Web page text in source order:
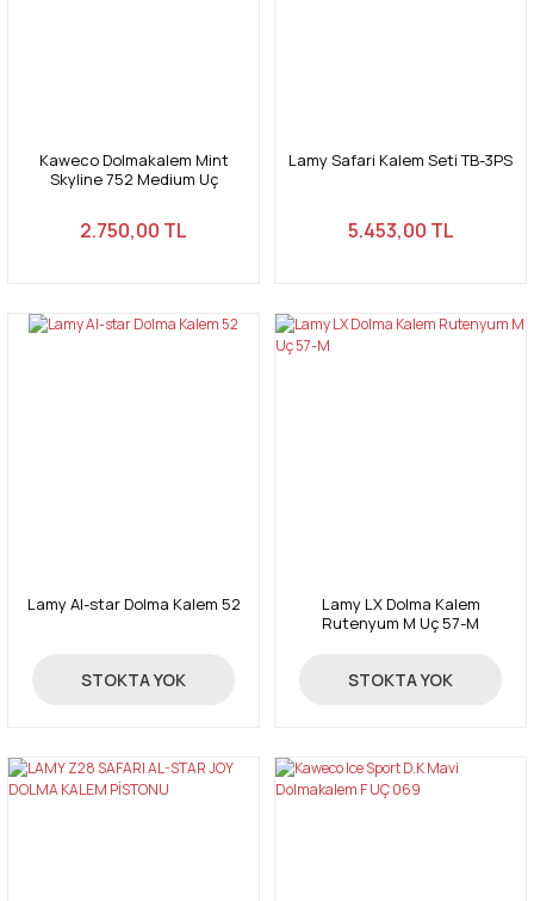
Kaweco Dolmakalem Mint
Skyline 752 Medium Uç
2.750,00 TL
Lamy Safari Kalem Seti TB-3PS
5.453,00 TL
Lamy Al-star Dolma Kalem 52
1.960,00 TL
STOKTA YOK
Lamy LX Dolma Kalem
Rutenyum M Uç 57-M
3.780,00 TL
STOKTA YOK